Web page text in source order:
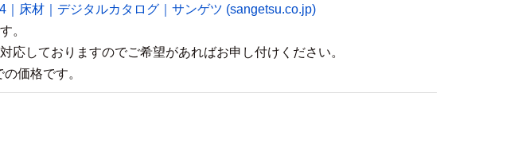
｜床材｜デジタルカタログ｜サンゲツ (sangetsu.co.jp)
。
応しておりますのでご希望があればお申し付けください。
価格です。